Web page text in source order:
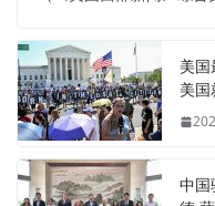
美国
美国
中国